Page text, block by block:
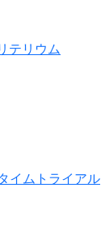
テリウム
イムトライアル